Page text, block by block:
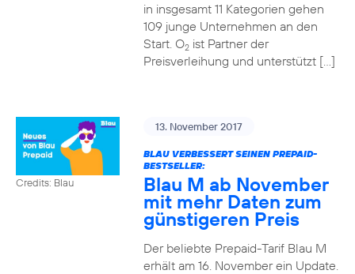
in insgesamt 11 Kategorien gehen
109 junge Unternehmen an den
Start. O2ist Partner der
Preisverleihung und unterstützt […]
Credits: Blau
13. November 2017
BLAU VERBESSERT SEINEN PREPAID-
BESTSELLER:
Blau M ab November
mit mehr Daten zum
günstigeren Preis
Der beliebte Prepaid-Tarif Blau M
erhält am 16. November ein Update.